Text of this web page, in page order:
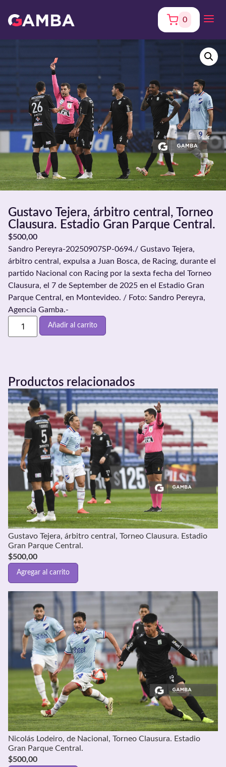
0
Gustavo Tejera, árbitro central, Torneo
Clausura. Estadio Gran Parque Central.
$500,00
Sandro Pereyra-20250907SP-0694./ Gustavo Tejera,
árbitro central, expulsa a Juan Bosca, de Racing, durante el
partido Nacional con Racing por la sexta fecha del Torneo
Clausura, el 7 de September de 2025 en el Estadio Gran
Parque Central, en Montevideo. / Foto: Sandro Pereyra,
Agencia Gamba.-
Añadir al carrito
Productos relacionados
Gustavo Tejera, árbitro central, Torneo Clausura. Estadio
Gran Parque Central.
$500,00
Agregar al carrito
Nicolás Lodeiro, de Nacional, Torneo Clausura. Estadio
Gran Parque Central.
$500,00